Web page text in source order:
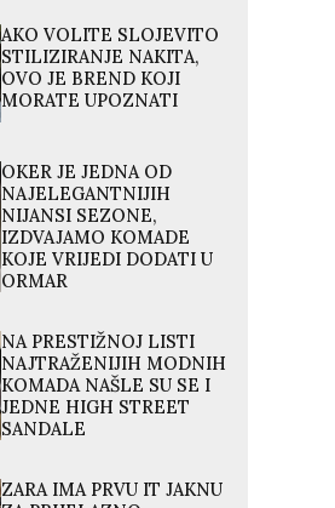
AKO VOLITE SLOJEVITO
STILIZIRANJE NAKITA,
OVO JE BREND KOJI
MORATE UPOZNATI
OKER JE JEDNA OD
NAJELEGANTNIJIH
NIJANSI SEZONE,
IZDVAJAMO KOMADE
KOJE VRIJEDI DODATI U
ORMAR
NA PRESTIŽNOJ LISTI
NAJTRAŽENIJIH MODNIH
KOMADA NAŠLE SU SE I
JEDNE HIGH STREET
SANDALE
ZARA IMA PRVU IT JAKNU